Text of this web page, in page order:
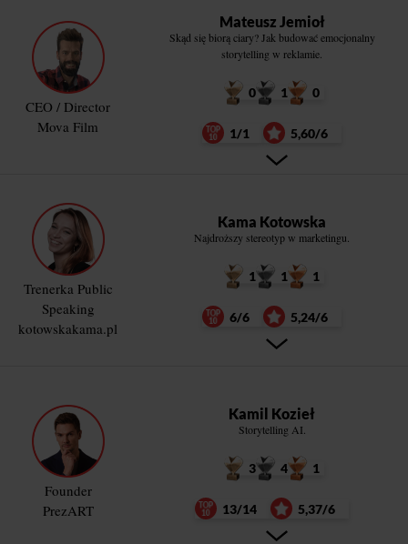
CEO / Director
Mova Film
Mateusz Jemioł
Skąd się biorą ciary? Jak budować emocjonalny
storytelling w reklamie.
0 1 0
1/1 5,60/6
Trenerka Public
Speaking
kotowskakama.pl
Kama Kotowska
Najdroższy stereotyp w marketingu.
1 1 1
6/6 5,24/6
Founder
PrezART
Kamil Kozieł
Storytelling AI.
3 4 1
13/14 5,37/6